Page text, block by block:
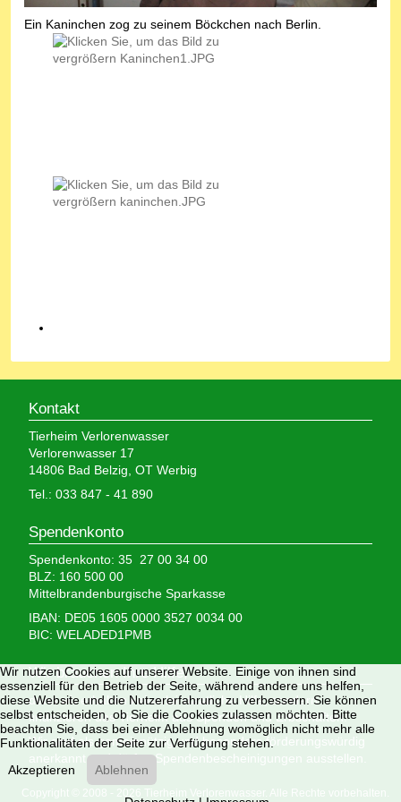
Ein Kaninchen zog zu seinem Böckchen nach Berlin.
Kontakt
Tierheim Verlorenwasser
Verlorenwasser 17
14806 Bad Belzig, OT Werbig
Tel.: 033 847 - 41 890
Spendenkonto
Spendenkonto: 35 27 00 34 00
BLZ: 160 500 00
Mittelbrandenburgische Sparkasse
IBAN: DE05 1605 0000 3527 0034 00
BIC: WELADED1PMB
Wir brauchen Ihre Hilfe,
denn wir erhalten keinerlei staatliche Hilfe, sondern
finanzieren das Tierheim aus Spenden und Erbschaften.
Wir sind als gemeinnützig und besonders förderungswürdig
anerkannt und dürfen Spendenbescheinigungen ausstellen.
Copyright © 2008 - 2026 Tierheim Verlorenwasser. Alle Rechte vorbehalten.
Wir nutzen Cookies auf unserer Website. Einige von ihnen sind
essenziell für den Betrieb der Seite, während andere uns helfen,
diese Website und die Nutzererfahrung zu verbessern. Sie können
selbst entscheiden, ob Sie die Cookies zulassen möchten. Bitte
beachten Sie, dass bei einer Ablehnung womöglich nicht mehr alle
Funktionalitäten der Seite zur Verfügung stehen.
Akzeptieren
Ablehnen